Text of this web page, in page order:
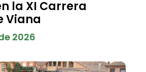
la XI Carrera
Viana
2026